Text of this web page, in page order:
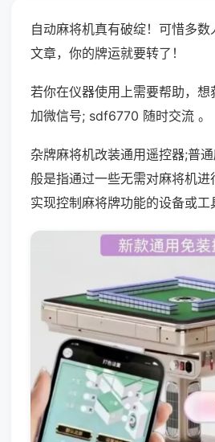
自动麻将机真有破绽！可惜多
文章，你的牌运就要转了！
若你在仪器使用上需要帮助，
加微信号; sdf6770 随时交流 。
杂牌麻将机改装通用遥控器;普
般是指通过一些无需对麻将机
实现控制麻将牌功能的设备或工